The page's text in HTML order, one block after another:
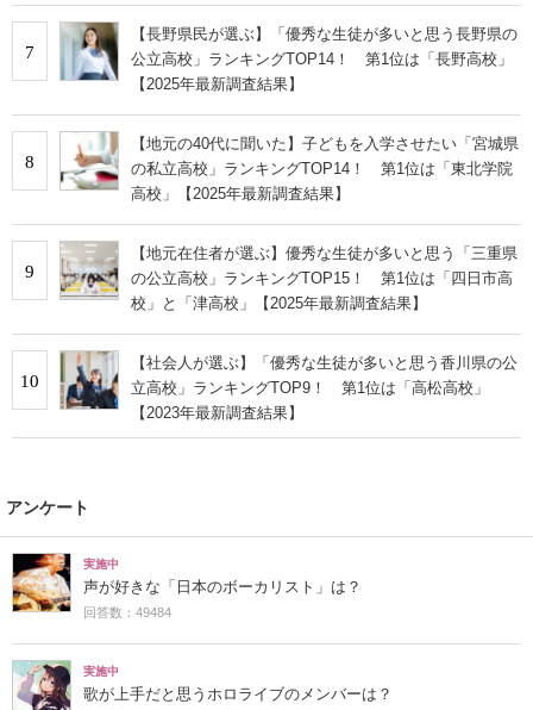
7
【長野県民が選ぶ】「優秀な生徒が多いと思う長野県の
公立高校」ランキングTOP14！ 第1位は「長野高校」
【2025年最新調査結果】
8
【地元の40代に聞いた】子どもを入学させたい「宮城県
の私立高校」ランキングTOP14！ 第1位は「東北学院
高校」【2025年最新調査結果】
9
【地元在住者が選ぶ】優秀な生徒が多いと思う「三重県
の公立高校」ランキングTOP15！ 第1位は「四日市高
校」と「津高校」【2025年最新調査結果】
10
【社会人が選ぶ】「優秀な生徒が多いと思う香川県の公
立高校」ランキングTOP9！ 第1位は「高松高校」
【2023年最新調査結果】
アンケート
実施中
声が好きな「日本のボーカリスト」は？
回答数：49484
実施中
歌が上手だと思うホロライブのメンバーは？